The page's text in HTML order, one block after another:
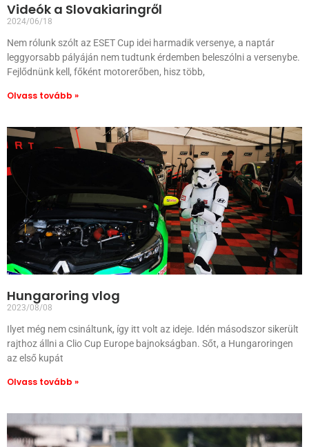
Videók a Slovakiaringről
2024/06/18
Nem rólunk szólt az ESET Cup idei harmadik versenye, a naptár
leggyorsabb pályáján nem tudtunk érdemben beleszólni a versenybe.
Fejlődnünk kell, főként motorerőben, hisz több,
Olvass tovább »
Hungaroring vlog
2023/08/08
Ilyet még nem csináltunk, így itt volt az ideje. Idén másodszor sikerült
rajthoz állni a Clio Cup Europe bajnokságban. Sőt, a Hungaroringen
az első kupát
Olvass tovább »